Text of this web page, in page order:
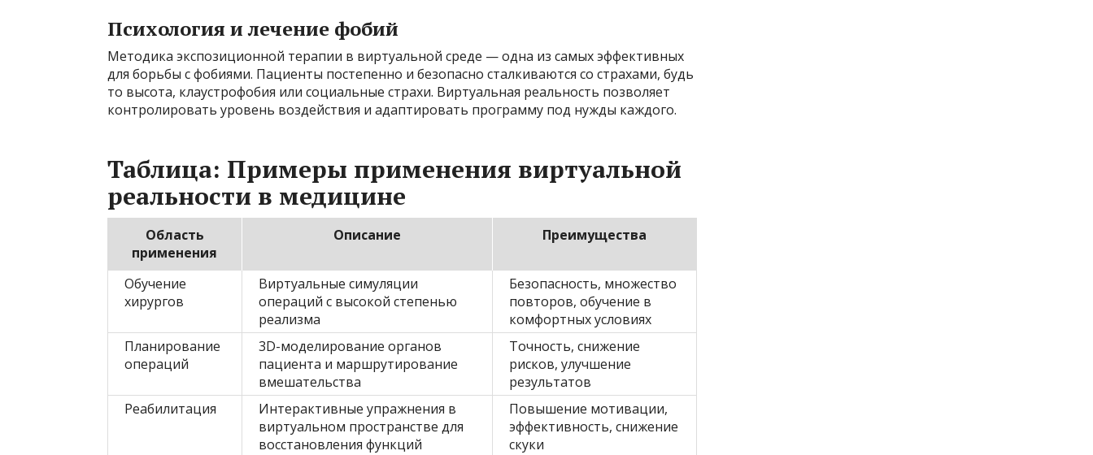
Психология и лечение фобий
Методика экспозиционной терапии в виртуальной среде — одна из самых эффективных
для борьбы с фобиями. Пациенты постепенно и безопасно сталкиваются со страхами, будь
то высота, клаустрофобия или социальные страхи. Виртуальная реальность позволяет
контролировать уровень воздействия и адаптировать программу под нужды каждого.
Таблица: Примеры применения виртуальной
реальности в медицине
Область
применения
Описание Преимущества
Обучение
хирургов
Виртуальные симуляции
операций с высокой степенью
реализма
Безопасность, множество
повторов, обучение в
комфортных условиях
Планирование
операций
3D-моделирование органов
пациента и маршрутирование
вмешательства
Точность, снижение
рисков, улучшение
результатов
Реабилитация
Интерактивные упражнения в
виртуальном пространстве для
восстановления функций
Повышение мотивации,
эффективность, снижение
скуки